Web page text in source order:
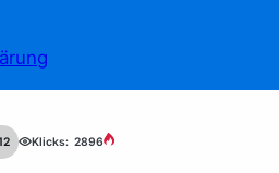
Klicks: 2896